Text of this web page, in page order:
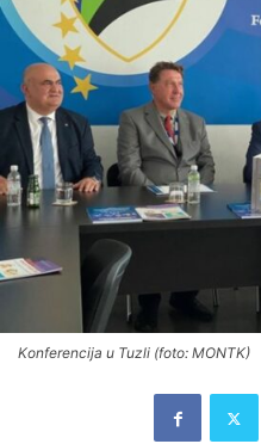
Konferencija u Tuzli (foto: MONTK)